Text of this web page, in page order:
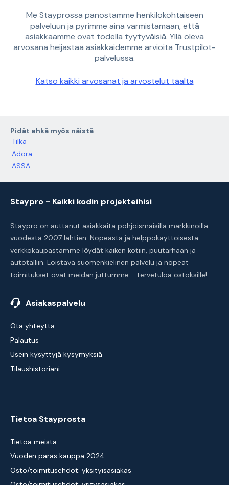
Me Stayprossa panostamme henkilökohtaiseen
palveluun ja pyrimme aina varmistamaan, että
asiakkaamme ovat todella tyytyväisiä. Yllä oleva
arvosana heijastaa asiakkaidemme arvioita Trustpilot-
palvelussa.
Katso kaikki arvosanat ja arvostelut täältä
Pidät ehkä myös näistä
Tilka
Adora
ASSA
Staypro - Kaikki kodin projekteihisi
Staypro on auttanut asiakkaita pohjoismaisilla markkinoilla
vuodesta 2007 lähtien. Nopeasta ja helppokäyttöisestä
verkkokaupastamme löydät kaiken kotiin, puutarhaan ja
autotalliin. Loistava suomenkielinen palvelu ja nopeat
toimitukset ovat meidän juttumme - tervetuloa ostoksille!
Asiakaspalvelu
Ota yhteyttä
Palautus
Usein kysyttyjä kysymyksiä
Tilaushistoriani
Tietoa Stayprosta
Tietoa meistä
Vuoden paras kauppa 2024
Osto/toimitusehdot: yksityisasiakas